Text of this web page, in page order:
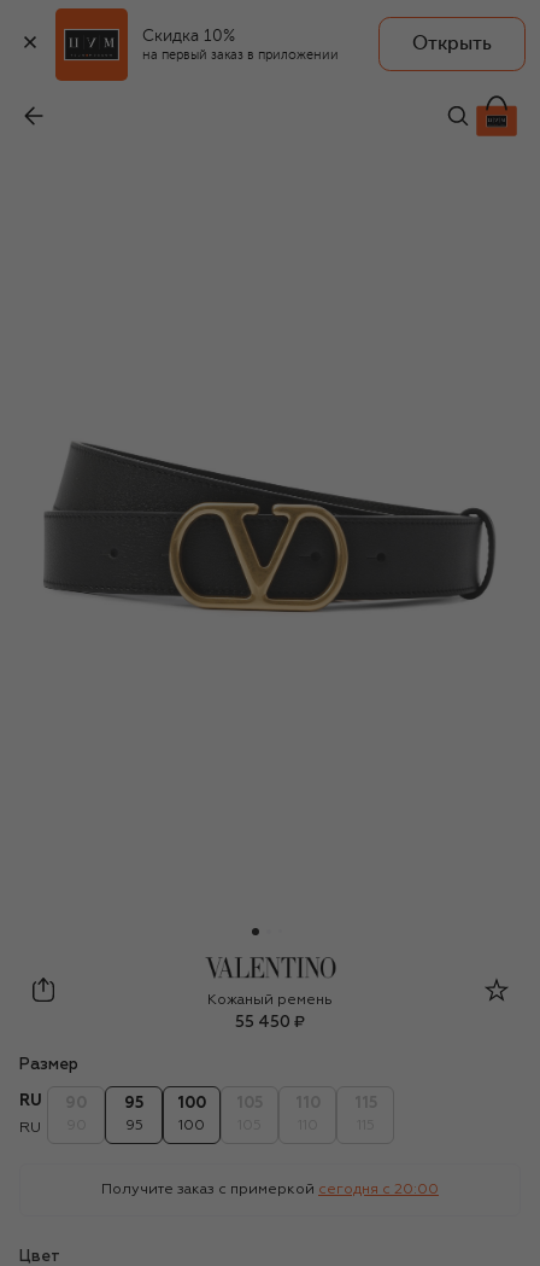
Скидка 10%
на первый заказ в приложении
Открыть
55 450 ₽
Valentino
Кожаный ремень
55 450 ₽
Размер
RU
RU
95
95
100
100
Получите заказ с примеркой сегодня c 20:00
Цвет